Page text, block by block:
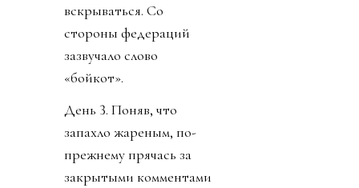
вскрываться. Со
стороны федераций
зазвучало слово
«бойкот».
День 3. Поняв, что
запахло жареным, по-
прежнему прячась за
закрытыми комментами